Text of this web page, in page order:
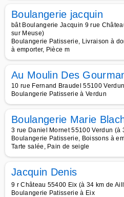
Boulangerie jacquin
bât Boulangerie Jacquin 9 rue
sur Meuse)
Boulangerie Patisserie, Livraison à
à emporter, Pièce m
Au Moulin Des
10 rue Fernand Braudel 55100
Boulangerie Patisserie à Verdun
Boulangerie Marie
3 rue Daniel Mornet 55100 Verdun (à
Boulangerie Patisserie, Boissons à
Tarte salée, Pain de seigle
Jacquin Denis
9 r Château 55400 Eix (à 34 km de
Boulangerie Patisserie à Eix